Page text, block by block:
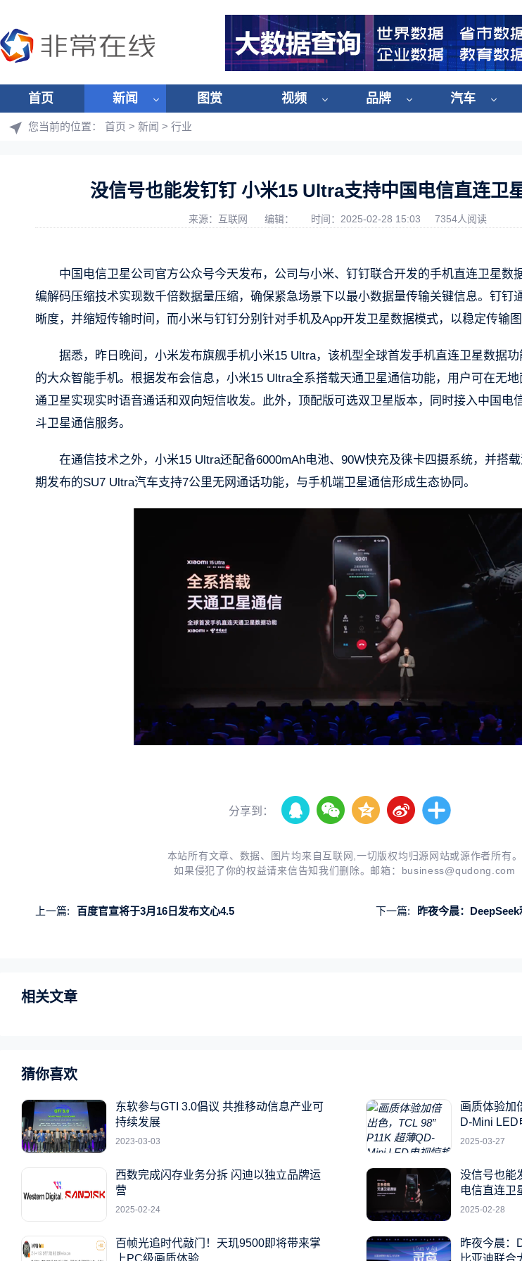
首页 新闻 图赏 视频 品牌 汽车
您当前的位置： 首页 > 新闻 > 行业
没信号也能发钉钉 小米15 Ultra支持中国电信直连卫
来源：互联网 编辑： 时间：2025-02-28 15:03 7354人阅读
中国电信卫星公司官方公众号今天发布，公司与小米、钉钉联合开发的手机直连卫星数
编解码压缩技术实现数千倍数据量压缩，确保紧急场景下以最小数据量传输关键信息。钉钉
晰度，并缩短传输时间，而小米与钉钉分别针对手机及App开发卫星数据模式，以稳定传输图
据悉，昨日晚间，小米发布旗舰手机小米15 Ultra，该机型全球首发手机直连卫星数据
的大众智能手机。根据发布会信息，小米15 Ultra全系搭载天通卫星通信功能，用户可在无
通卫星实现实时语音通话和双向短信收发。此外，顶配版可选双卫星版本，同时接入中国电
斗卫星通信服务。
在通信技术之外，小米15 Ultra还配备6000mAh电池、90W快充及徕卡四摄系统，并搭
期发布的SU7 Ultra汽车支持7公里无网通话功能，与手机端卫星通信形成生态协同。
分享到：
本站所有文章、数据、图片均来自互联网,一切版权均归源网站或源作者所有。
如果侵犯了你的权益请来信告知我们删除。邮箱： business@qudong.com
上一篇: 百度官宣将于3月16日发布文心4.5 下一篇: 昨夜今晨：DeepSeek利润率高达
相关文章
猜你喜欢
东软参与GTI 3.0倡议 共推移动信息产业可
持续发展
2023-03-03
画质体验加
D-Mini LED
2025-03-27
西数完成闪存业务分拆 闪迪以独立品牌运
营
2025-02-24
没信号也能
电信直连卫
2025-02-28
百帧光追时代敲门！天玑9500即将带来掌
上PC级画质体验
昨夜今晨：
比亚迪联合